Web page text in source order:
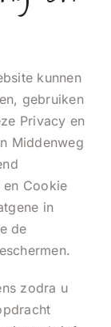
kunnen
gebruiken
Privacy en
Middenweg
Cookie
in
de
zodra u